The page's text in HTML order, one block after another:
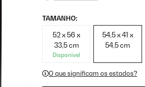
TAMANHO:
52 x 56 x
33,5 cm
Disponível
54,5 x 41 x
54,5 cm
O que significam os estados?